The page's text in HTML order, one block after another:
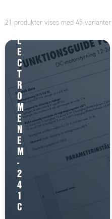
21 produkter vises med 45 varianter
E
L
E
C
T
R
O
M
E
N
E
M
-
2
4
1
C